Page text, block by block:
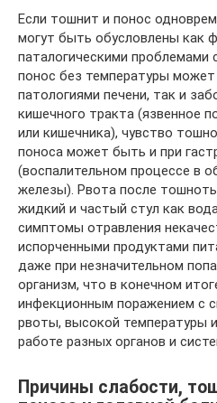
Если тошнит и понос
могут быть обусловлены как
паталогическими
понос без температуры
патологиями печени, так и
кишечного тракта (язвенное
или кишечника), чувство
поноса может быть и при
(воспалительном процессе в
железы). Рвота после
жидкий и частый стул как
симптомы отравления
испорченными продуктами
даже при незначительном
организм, что в конечном
инфекционным поражением с
рвоты, высокой температуры
работе разных органов и
Причины слабости,